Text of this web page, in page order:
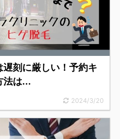
刻に厳しい！予約キ
法は...
2024/3/20